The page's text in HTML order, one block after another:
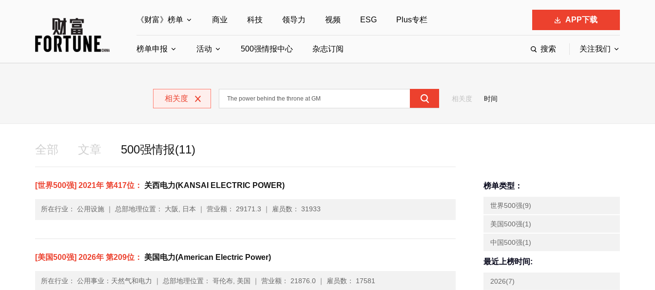
《财富》榜单
全部榜单
中国最具影响力商界女性
商业 科技 领导力 视频 ESG Plus专栏 APP下载
榜单申报
中国ESG影响力榜申报 中国40位40岁以下的商界精英申报 中国最具社会影响力的创业公司申报
活动
财富MPW女性峰会 财富世界500强峰会 财富40U40创想会
500强情报中心 杂志订阅 搜索 关注我们
相关度 相关度 时间
全部 文章 500强情报(11)
[世界500强] 2021年 第417位： 关西电力(KANSAI ELECTRIC POWER)
所在行业： 公用设施 ｜ 总部地理位置： 大阪, 日本 ｜ 营业额： 29171.3 ｜ 雇员数： 31933
[美国500强] 2026年 第209位： 美国电力(American Electric Power)
所在行业： 公用事业：天然气和电力 ｜ 总部地理位置： 哥伦布, 美国 ｜ 营业额： 21876.0 ｜ 雇员数： 17581
榜单类型：
世界500强(9)
美国500强(1)
中国500强(1)
最近上榜时间:
2026(7)